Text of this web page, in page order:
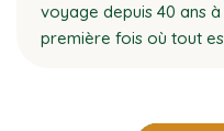
voyage depuis 40 ans
première fois où tout